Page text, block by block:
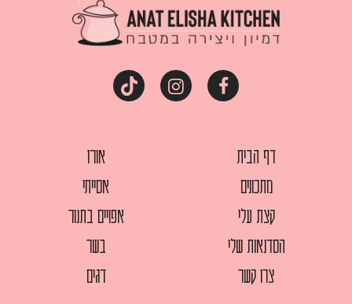
דף הבית
מתכונים
קצת עלי
הסדנאות שלי
צרו קשר
אורז
אסייתי
אפויים בתנור
בשר
דגים